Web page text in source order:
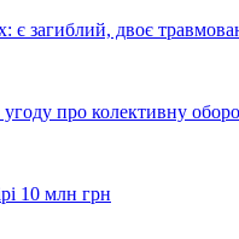
є загиблий, двоє
про колективну
10 млн грн